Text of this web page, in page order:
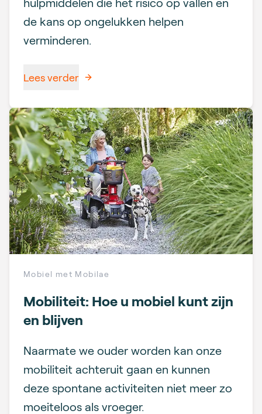
de kans op ongelukken helpen
verminderen.
Lees verder
Mobiel met Mobilae
Mobiliteit: Hoe u mobiel kunt zijn
en blijven
Naarmate we ouder worden kan onze
mobiliteit achteruit gaan en kunnen
deze spontane activiteiten niet meer zo
moeiteloos als vroeger.